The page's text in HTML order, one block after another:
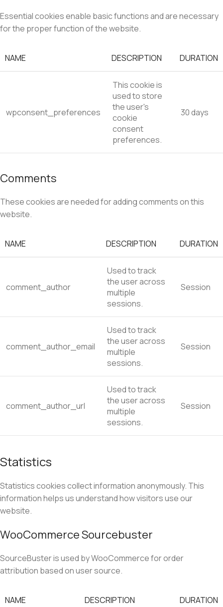
Essential cookies enable basic functions and are necessary
for the proper function of the website.
NAME DESCRIPTION DURATION
wpconsent_preferences
This cookie is
used to store
the user's
cookie
consent
preferences.
30 days
Comments
These cookies are needed for adding comments on this
website.
NAME DESCRIPTION DURATION
comment_author
Used to track
the user across
multiple
sessions.
Session
comment_author_email
Used to track
the user across
multiple
sessions.
Session
comment_author_url
Used to track
the user across
multiple
sessions.
Session
Statistics
Statistics cookies collect information anonymously. This
information helps us understand how visitors use our
website.
WooCommerce Sourcebuster
SourceBuster is used by WooCommerce for order
attribution based on user source.
NAME DESCRIPTION DURATION